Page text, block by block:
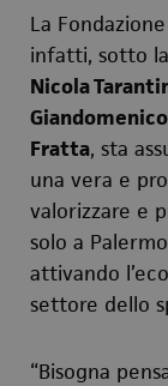
La Fondazione
infatti, sotto
Nicola
Fratta, sta
una vera e
valorizzare e
solo a
attivando
settore dello
“Bisogna